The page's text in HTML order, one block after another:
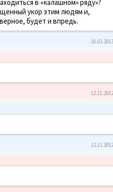
в «калашном» ряду»?
укор этим людям и,
будет и впредь.